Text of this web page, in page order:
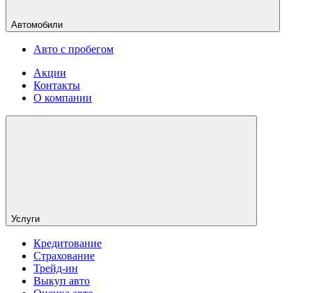
Автомобили
Авто с пробегом
Акции
Контакты
О компании
Услуги
Кредитование
Страхование
Трейд-ин
Выкуп авто